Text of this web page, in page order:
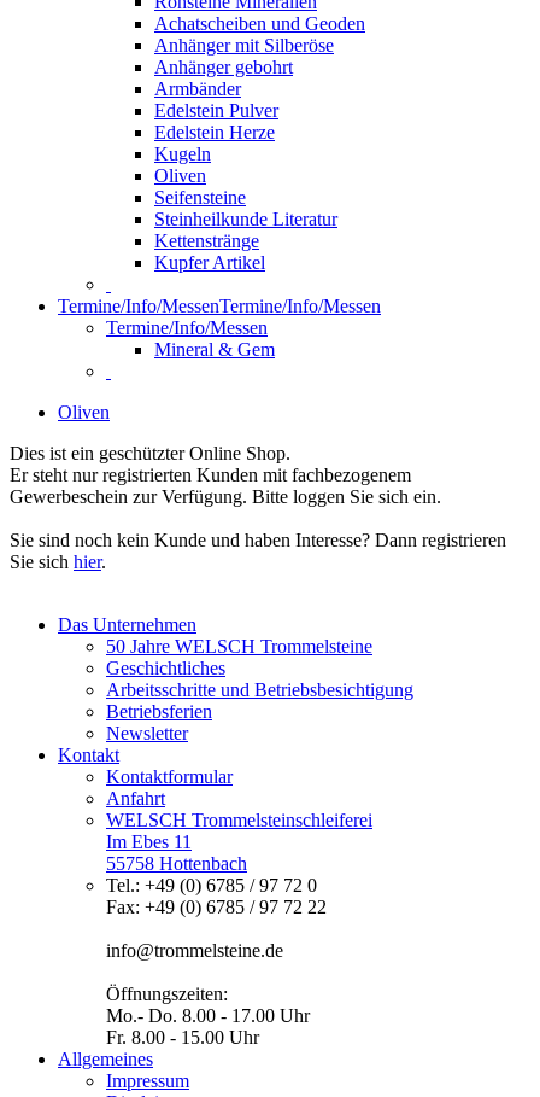
Achatscheiben und Geoden
Anhänger mit Silberöse
Anhänger gebohrt
Armbänder
Edelstein Pulver
Edelstein Herze
Kugeln
Oliven
Seifensteine
Steinheilkunde Literatur
Kettenstränge
Kupfer Artikel
Termine/Info/MessenTermine/Info/Messen
Termine/Info/Messen
Mineral & Gem
Oliven
Dies ist ein geschützter Online Shop.
Er steht nur registrierten Kunden mit fachbezogenem
Gewerbeschein zur Verfügung. Bitte loggen Sie sich ein.
Sie sind noch kein Kunde und haben Interesse? Dann registrieren
Sie sich hier.
Das Unternehmen
50 Jahre WELSCH Trommelsteine
Geschichtliches
Arbeitsschritte und Betriebsbesichtigung
Betriebsferien
Newsletter
Kontakt
Kontaktformular
Anfahrt
WELSCH Trommelsteinschleiferei
Im Ebes 11
55758 Hottenbach
Tel.: +49 (0) 6785 / 97 72 0
Fax: +49 (0) 6785 / 97 72 22
info@trommelsteine.de
Öffnungszeiten:
Mo.- Do. 8.00 - 17.00 Uhr
Fr. 8.00 - 15.00 Uhr
Allgemeines
Impressum